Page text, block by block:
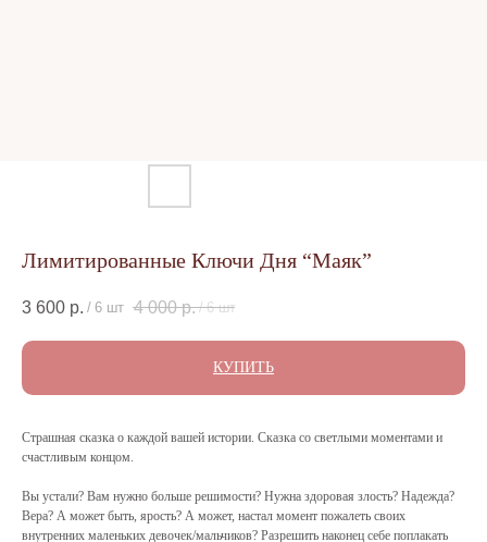
Лимитированные Ключи Дня “Маяк”
3 600 р. / 6 шт 4 000 р. / 6 шт
КУПИТЬ
Страшная сказка о каждой вашей истории. Сказка со светлыми моментами и
счастливым концом.
Вы устали? Вам нужно больше решимости? Нужна здоровая злость? Надежда?
Вера? А может быть, ярость? А может, настал момент пожалеть своих
внутренних маленьких девочек/мальчиков? Разрешить наконец себе поплакать